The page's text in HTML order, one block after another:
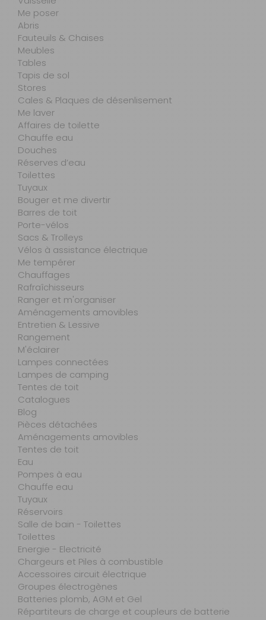
Me poser
Abris
Fauteuils & Chaises
Meubles
Tables
Tapis de sol
Stores
Cales & Plaques de désenlisement
Me laver
Affaires de toilette
Chauffe eau
Douches
Réserves d’eau
Toilettes
Tuyaux
Bouger et me divertir
Barres de toit
Porte-vélos
Sacs & Trolleys
Vélos à assistance électrique
Me tempérer
Chauffages
Rafraîchisseurs
Ranger et m'organiser
Aménagements amovibles
Entretien & Lessive
Rangement
M'éclairer
Lampes connectées
Lampes de camping
Tentes de toit
Catalogues
Blog
Pièces détachées
Aménagements amovibles
Tentes de toit
Eau
Pompes à eau
Chauffe eau
Tuyaux
Réservoirs
Salle de bain - Toilettes
Toilettes
Energie - Electricité
Chargeurs et Piles à combustible
Accessoires circuit électrique
Groupes électrogènes
Batteries plomb, AGM et Gel
Répartiteurs de charge et coupleurs de batterie